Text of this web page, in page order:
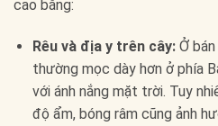
cao bằng:
Rêu và địa y trên cây:Ở bán
thường mọc dày hơn ở phía
với ánh nắng mặt trời. Tuy
độ ẩm, bóng râm cũng ảnh